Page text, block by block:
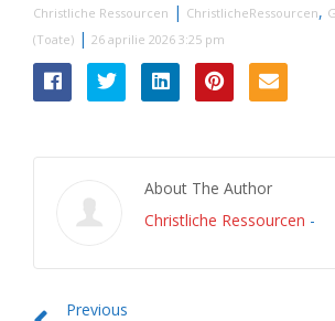
Christliche Ressourcen | ChristlicheRessourcen,
(Toate) | 26 aprilie 2026 3:25 pm
About The Author
Christliche Ressourcen -
Previous